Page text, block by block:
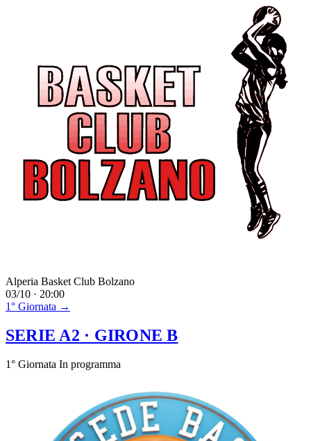
Alperia Basket Club Bolzano
03/10 · 20:00
1° Giornata →
SERIE A2 · GIRONE B
1° Giornata In programma